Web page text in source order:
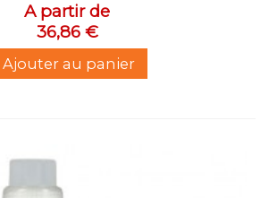
A partir de
36,86 €
Ajouter au panier